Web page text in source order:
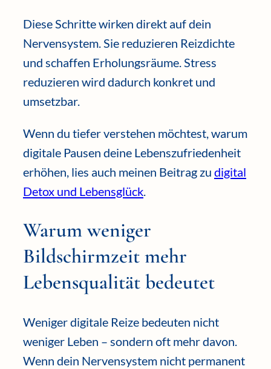
Diese Schritte wirken direkt auf dein
Nervensystem. Sie reduzieren Reizdichte
und schaffen Erholungsräume. Stress
reduzieren wird dadurch konkret und
umsetzbar.
Wenn du tiefer verstehen möchtest, warum
digitale Pausen deine Lebenszufriedenheit
erhöhen, lies auch meinen Beitrag zu digital
Detox und Lebensglück
Warum weniger
Bildschirmzeit mehr
Lebensqualität bedeutet
Weniger digitale Reize bedeuten nicht
weniger Leben – sondern oft mehr davon.
Wenn dein Nervensystem nicht permanent